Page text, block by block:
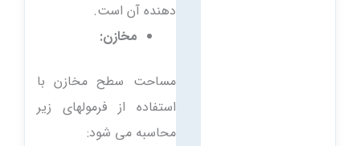
دهنده آن است.
مخازن:
مساحت سطح مخازن با
استفاده از فرمولهای زیر
محاسبه می شود: